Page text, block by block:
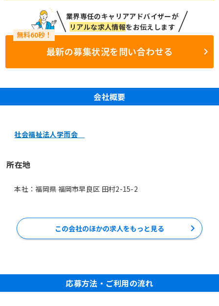
業界専任のキャリアアドバイザーが
リアルな求人情報をお伝えします
最新の募集状況を問い合わせる
会社概要
社会福祉法人学而会
所在地
本社：福岡県 福岡市早良区 田村2-15-2
この会社のほかの求人をもっと見る
応募方法・ご利用の流れ